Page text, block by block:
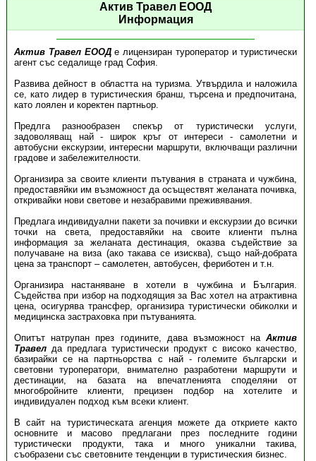
Актив Травел ЕООД
Информация
Актив Травел ЕООДе лицензиран туроператор и туристически
агент със седалище град София.
Развива дейност в областта на туризма. Утвърдила и наложила
се, като лидер в туристическия бранш, търсена и предпочитана,
като лоялен и коректен партньор.
Предлга разнообразен спекър от туристически услуги,
задоволяващ най - широк кръг от интереси - самолетни и
автобусни екскурзии, интересни маршрути, включващи различни
градове и забележителности.
Организира за своите клиенти пътувания в страната и чужбина,
предоставяйки им възможност да осъществят желаната почивка,
откривайки нови светове и незабравими преживявания.
Предлага индивидуални пакети за почивки и екскурзии до всички
точки на света, предоставяйки на своите клиенти пълна
информация за желаната дестинация, оказва съдействие за
получаване на виза (ако такава се изисква), също най-добрата
цена за транспорт – самолетен, автобусен, фериботен и т.н.
Организира настаняване в хотели в чужбина и България.
Съдейства при избор на подходящия за Вас хотел на атрактивна
цена, осигурява трансфер, организира туристически обиколки и
медицинска застраховка при пътуванията.
Опитът натрупан през годините, дава възможност наАктив
Травелда предлага туристически продукт с високо качество,
базирайки се на партньорства с най - големите български и
световни туроператори, внимателно разработени маршрути и
дестинации, на базата на впечатленията споделяни от
многобройните клиенти, прецизен подбор на хотелите и
индивидуален подход към всеки клиент.
В сайт на туристическата агенция можете да откриете както
основните и масово предлагани през последните години
туристически продукти, така и много уникални такива,
съобразени със световните тенденции в туристическия бизнес.